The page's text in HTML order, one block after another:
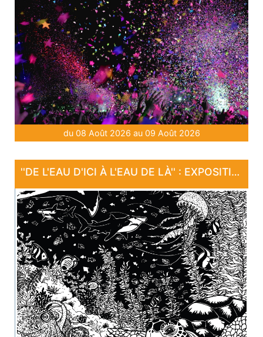
du 08 Août 2026 au 09 Août 2026
''DE L'EAU D'ICI À L'EAU DE LÀ'' : EXPOSITION "SANCTUAIRE"